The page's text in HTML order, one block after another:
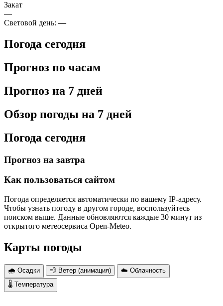
Закат
—
Световой день:—
Погода сегодня
Прогноз по часам
Прогноз на 7 дней
Обзор погоды на 7 дней
Погода сегодня
Прогноз на завтра
Как пользоваться сайтом
Погода определяется автоматически по вашему IP-адресу.
Чтобы узнать погоду в другом городе, воспользуйтесь
поиском выше. Данные обновляются каждые 30 минут из
открытого метеосервиса Open-Meteo.
Карты погоды
🌧 Осадки 💨 Ветер (анимация)
☁️ Облачность
🌡 Температура